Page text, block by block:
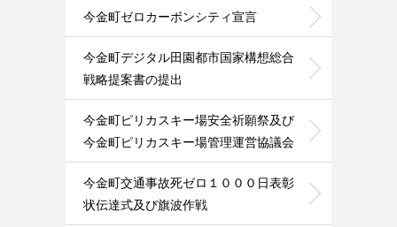
今金町ゼロカーボンシティ宣言
今金町デジタル田園都市国家構想総合
戦略提案書の提出
今金町ピリカスキー場安全祈願祭及び
今金町ピリカスキー場管理運営協議会
今金町交通事故死ゼロ１０００日表彰
状伝達式及び旗波作戦